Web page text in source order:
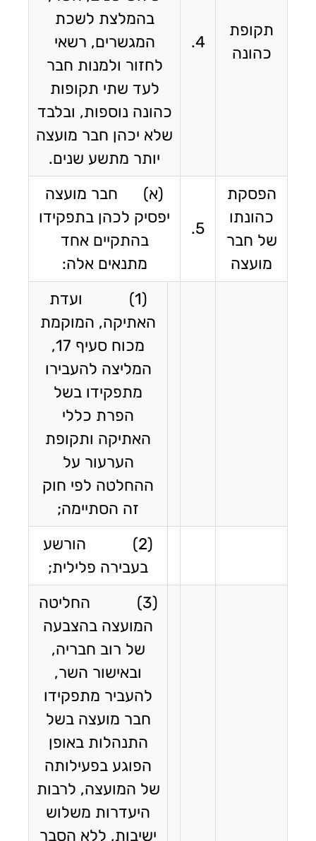
תקופת
כהונה
4.
בהמלצת לשכת
המגשרים, רשאי
לחזור ולמנות חבר
לעד שתי תקופות
כהונה נוספות, ובלבד
שלא יכהן חבר מועצה
יותר מתשע שנים.
הפסקת
כהונתו
של חבר
מועצה
5.
(א) חבר מועצה
יפסיק לכהן בתפקידו
בהתקיים אחד
מתנאים אלה:
(1) ועדת
האתיקה, המוקמת
מכוח סעיף 17,
המליצה להעבירו
מתפקידו בשל
הפרת כללי
האתיקה ותקופת
הערעור על
ההחלטה לפי חוק
זה הסתיימה;
(2) הורשע
בעבירה פלילית;
(3) החליטה
המועצה בהצבעה
של רוב חבריה,
ובאישור השר,
להעביר מתפקידו
חבר מועצה בשל
התנהלות באופן
הפוגע בפעילותה
של המועצה, לרבות
היעדרות משלוש
ישיבות, ללא הסבר